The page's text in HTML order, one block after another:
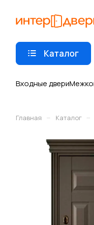
Каталог
Входные двери
Главная – Каталог –